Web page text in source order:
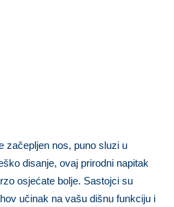
začepljen nos, puno sluzi u
disanje, ovaj prirodni napitak
osjećate bolje. Sastojci su
učinak na vašu dišnu funkciju i